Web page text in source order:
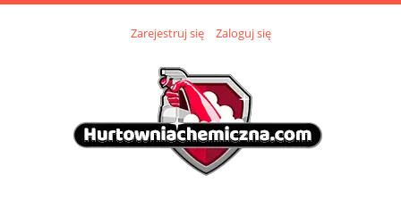
Zarejestruj się Zaloguj się